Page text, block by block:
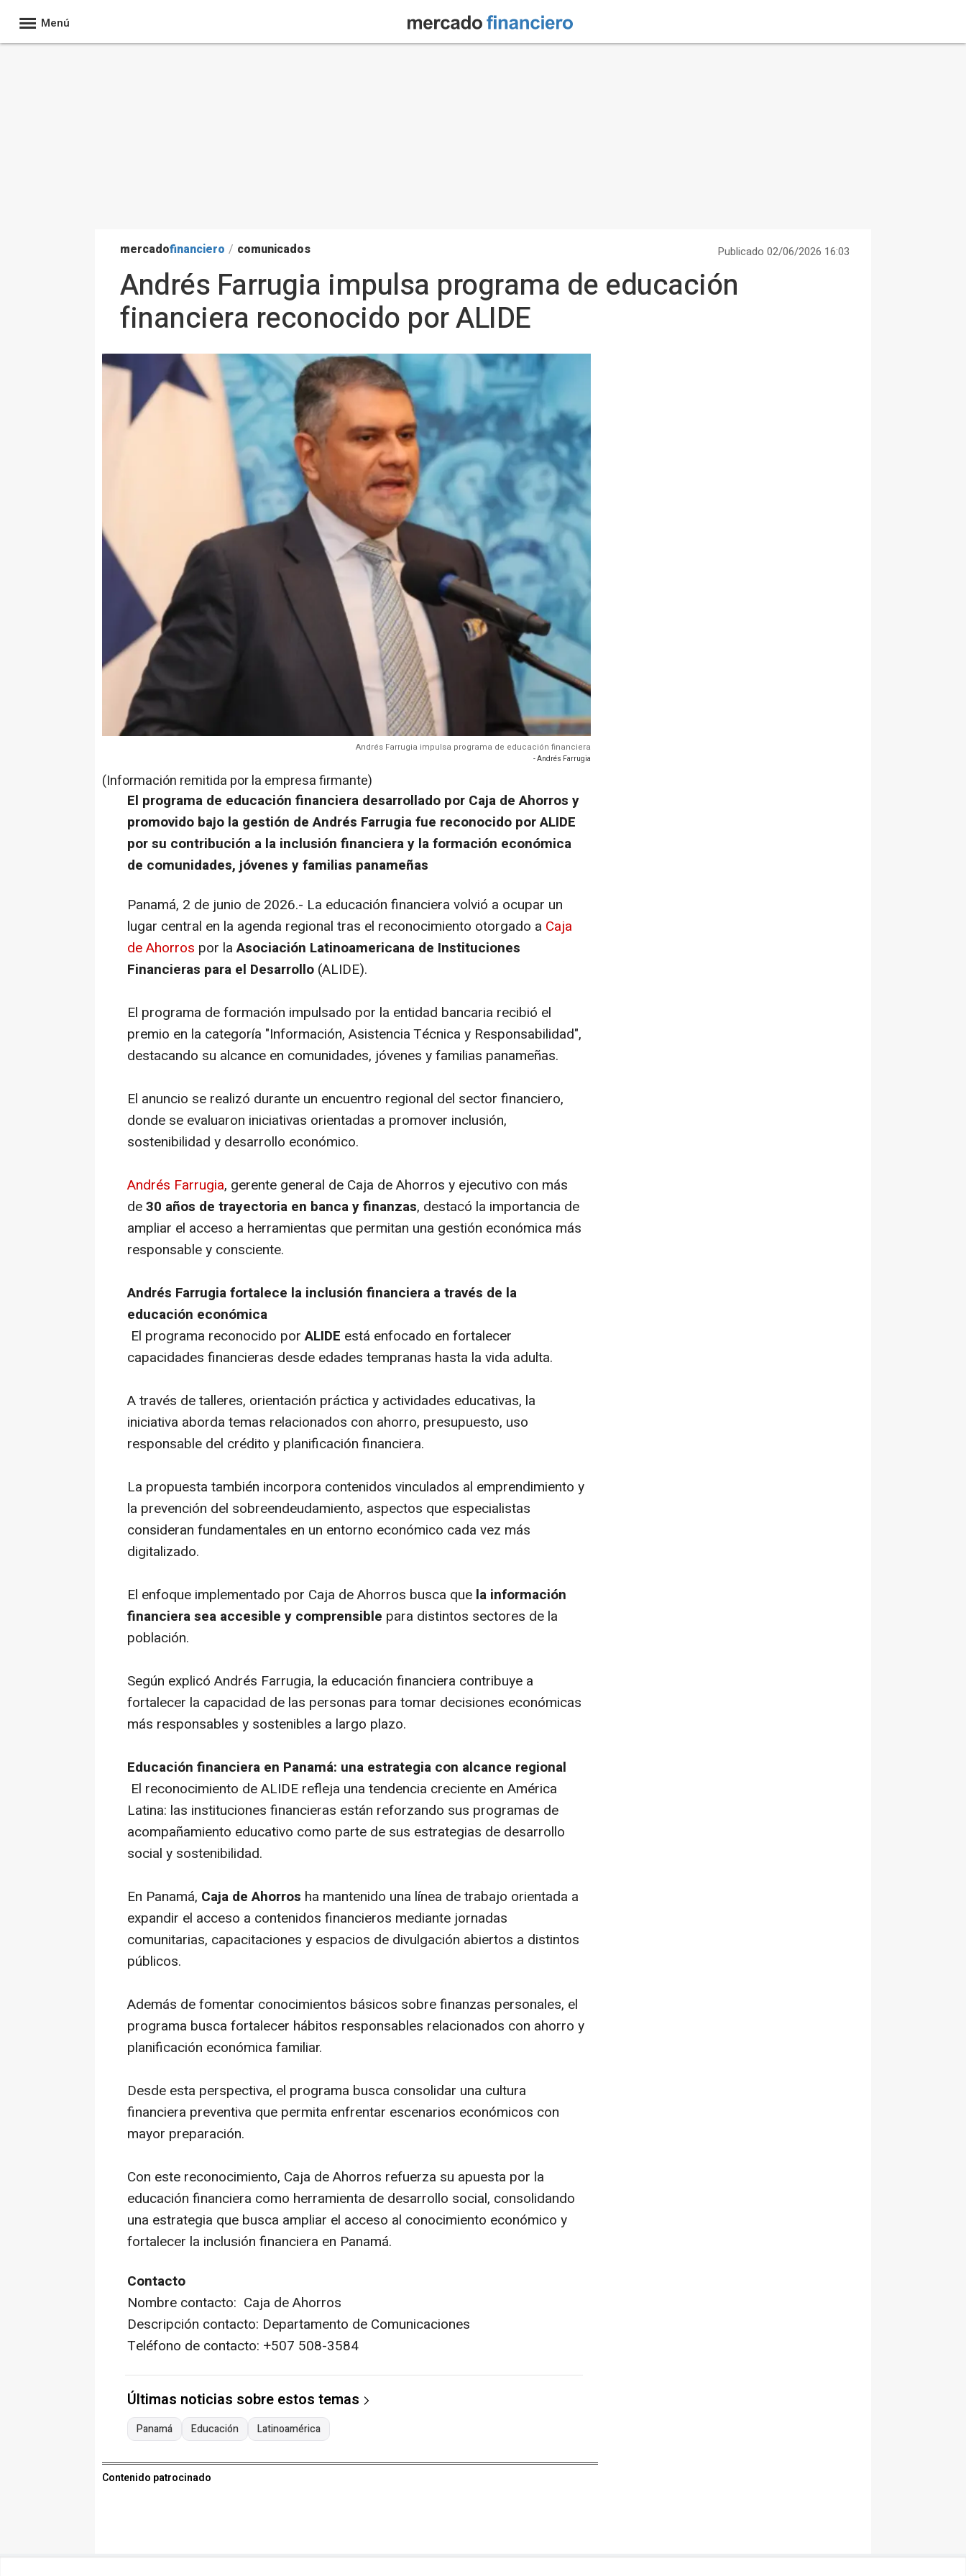
Menú
mercadofinanciero / comunicados Publicado 02/06/2026 16:03
Andrés Farrugia impulsa programa de educación
financiera reconocido por ALIDE
Andrés Farrugia impulsa programa de educación financiera
- Andrés Farrugia
(Información remitida por la empresa firmante)
El programa de educación financiera desarrollado por Caja de Ahorros y
promovido bajo la gestión de Andrés Farrugia fue reconocido por ALIDE
por su contribución a la inclusión financiera y la formación económica
de comunidades, jóvenes y familias panameñas
Panamá, 2 de junio de 2026.- La educación financiera volvió a ocupar un
lugar central en la agenda regional tras el reconocimiento otorgado a Caja
de Ahorros por laAsociación Latinoamericana de Instituciones
Financieras para el Desarrollo (ALIDE).
El programa de formación impulsado por la entidad bancaria recibió el
premio en la categoría "Información, Asistencia Técnica y Responsabilidad",
destacando su alcance en comunidades, jóvenes y familias panameñas.
El anuncio se realizó durante un encuentro regional del sector financiero,
donde se evaluaron iniciativas orientadas a promover inclusión,
sostenibilidad y desarrollo económico.
Andrés Farrugia, gerente general de Caja de Ahorros y ejecutivo con más
de30 años de trayectoria en banca y finanzas, destacó la importancia de
ampliar el acceso a herramientas que permitan una gestión económica más
responsable y consciente.
Andrés Farrugia fortalece la inclusión financiera a través de la
educación económica
El programa reconocido porALIDE está enfocado en fortalecer
capacidades financieras desde edades tempranas hasta la vida adulta.
A través de talleres, orientación práctica y actividades educativas, la
iniciativa aborda temas relacionados con ahorro, presupuesto, uso
responsable del crédito y planificación financiera.
La propuesta también incorpora contenidos vinculados al emprendimiento y
la prevención del sobreendeudamiento, aspectos que especialistas
consideran fundamentales en un entorno económico cada vez más
digitalizado.
El enfoque implementado por Caja de Ahorros busca que la información
financiera sea accesible y comprensible para distintos sectores de la
población.
Según explicó Andrés Farrugia, la educación financiera contribuye a
fortalecer la capacidad de las personas para tomar decisiones económicas
más responsables y sostenibles a largo plazo.
Educación financiera en Panamá: una estrategia con alcance regional
El reconocimiento de ALIDE refleja una tendencia creciente en América
Latina: las instituciones financieras están reforzando sus programas de
acompañamiento educativo como parte de sus estrategias de desarrollo
social y sostenibilidad.
En Panamá, Caja de Ahorros ha mantenido una línea de trabajo orientada a
expandir el acceso a contenidos financieros mediante jornadas
comunitarias, capacitaciones y espacios de divulgación abiertos a distintos
públicos.
Además de fomentar conocimientos básicos sobre finanzas personales, el
programa busca fortalecer hábitos responsables relacionados con ahorro y
planificación económica familiar.
Desde esta perspectiva, el programa busca consolidar una cultura
financiera preventiva que permita enfrentar escenarios económicos con
mayor preparación.
Con este reconocimiento, Caja de Ahorros refuerza su apuesta por la
educación financiera como herramienta de desarrollo social, consolidando
una estrategia que busca ampliar el acceso al conocimiento económico y
fortalecer la inclusión financiera en Panamá.
Contacto
Nombre contacto: Caja de Ahorros
Descripción contacto: Departamento de Comunicaciones
Teléfono de contacto: +507 508-3584
Últimas noticias sobre estos temas
Panamá Educación Latinoamérica
Contenido patrocinado